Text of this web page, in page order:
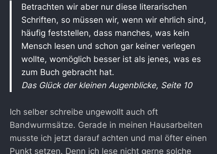
Betrachten wir aber nur diese literarischen
Schriften, so müssen wir, wenn wir ehrlich sind,
häufig feststellen, dass manches, was kein
Mensch lesen und schon gar keiner verlegen
wollte, womöglich besser ist als jenes, was es
zum Buch gebracht hat.
Das Glück der kleinen Augenblicke, Seite 10
Ich selber schreibe ungewollt auch oft
Bandwurmsätze. Gerade in meinen Hausarbeiten
musste ich jetzt darauf achten und mal öfter einen
Punkt setzen. Denn ich lese nicht gerne solche